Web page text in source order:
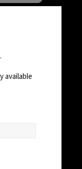
available